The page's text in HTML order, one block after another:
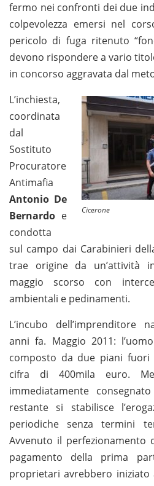
fermo nei confronti dei due
colpevolezza emersi nel
pericolo di fuga ritenuto
devono rispondere a vario
in concorso aggravata dal
Cicerone
L’inchiesta,
coordinata
dal
Sostituto
Procuratore
Antimafia
Antonio De
Bernardo e
condotta
sul campo dai Carabinieri
trae origine da un’attività
maggio scorso con
ambientali e pedinamenti.
L’incubo dell’imprenditore
anni fa. Maggio 2011:
composto da due piani
cifra di 400mila euro.
immediatamente
restante si stabilisce
periodiche senza termini
Avvenuto il perfezionamento
pagamento della prima
proprietari avrebbero iniziato